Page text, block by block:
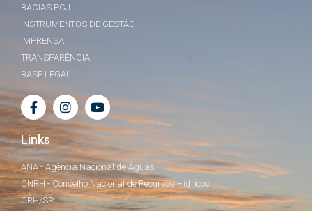
BACIAS PCJ
INSTRUMENTOS DE GESTÃO
IMPRENSA
TRANSPARÊNCIA
BASE LEGAL
Links
ANA - Agência Nacional de Águas
CNRH - Conselho Nacional de Recursos Hídricos
CRH/SP